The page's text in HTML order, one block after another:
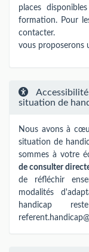
places
formation. Pour
contacter.
vous proposerons
situation de
Nous avons à
situation de
sommes à votre
de consulter
de réfléchir
modalités
handicap